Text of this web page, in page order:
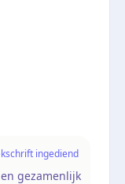
ingediend
gezamenlijk